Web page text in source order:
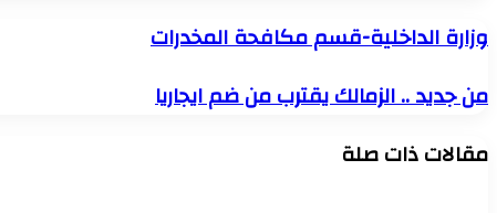
وزارة
الداخلية-
مكافحة
المخدرات
وزارة الداخلية-قسم مكافحة المخدرات
من
جديد
الزمالك
من جديد .. الزمالك يقترب من ضم ايجاريا
مقالات ذات صلة